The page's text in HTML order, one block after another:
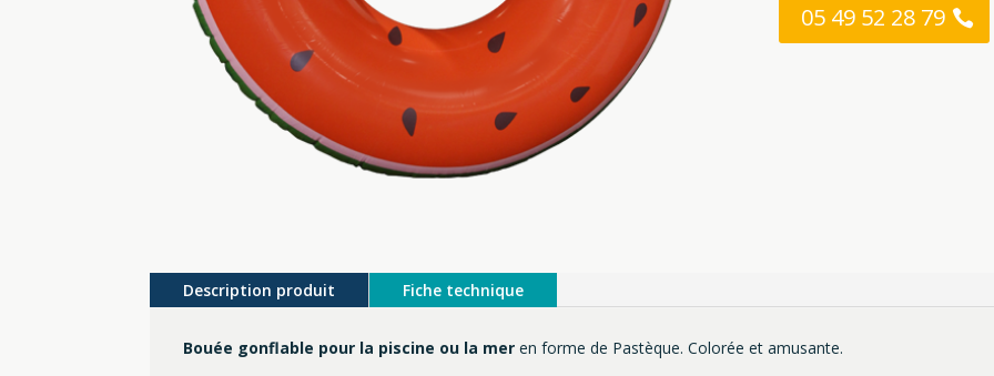
05 49 52 28 79
Description produit Fiche technique
Bouée gonflable pour la piscine ou la mer en forme de Pastèque. Colorée et amusante.